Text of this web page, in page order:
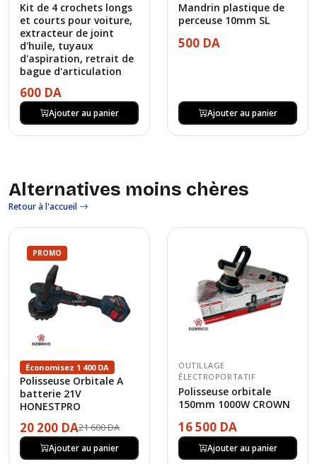
Kit de 4 crochets longs
et courts pour voiture,
extracteur de joint
d'huile, tuyaux
d'aspiration, retrait de
bague d'articulation
600 DA
Ajouter au panier
Mandrin plastique de
perceuse 10mm SL
500 DA
Ajouter au panier
Alternatives moins chères
Retour à l'accueil
PROMO
Économisez 1 400 DA
Polisseuse Orbitale A
batterie 21V
HONESTPRO
20 200 DA21 600 DA
Ajouter au panier
OUTILLAGE
ÉLECTROPORTATIF
Polisseuse orbitale
150mm 1000W CROWN
16 500 DA
Ajouter au panier